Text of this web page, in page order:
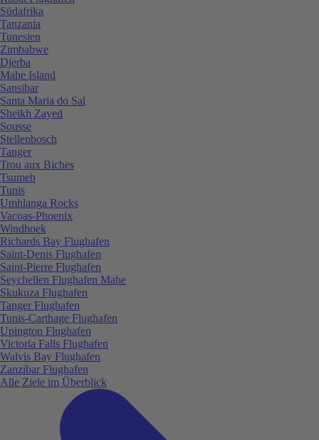
Südafrika
Tanzania
Tunesien
Zimbabwe
Djerba
Mahe Island
Sansibar
Santa Maria do Sal
Sheikh Zayed
Sousse
Stellenbosch
Tanger
Trou aux Biches
Tsumeb
Tunis
Umhlanga Rocks
Vacoas-Phoenix
Windhoek
Richards Bay Flughafen
Saint-Denis Flughafen
Saint-Pierre Flughafen
Seychellen Flughafen Mahe
Skukuza Flughafen
Tanger Flughafen
Tunis-Carthage Flughafen
Upington Flughafen
Victoria Falls Flughafen
Walvis Bay Flughafen
Zanzibar Flughafen
Alle Ziele im Überblick